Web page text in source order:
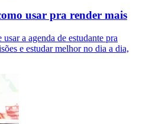
usar pra render mais
a agenda de estudante pra
e estudar melhor no dia a dia,